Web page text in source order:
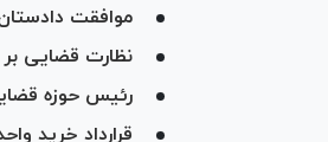
موافقت
نظارت قضایی
رئیس حوزه
قرارداد خرید